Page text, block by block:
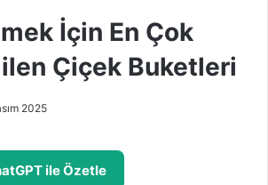
İçin En Çok
Çiçek Buketleri
2025
ile Özetle